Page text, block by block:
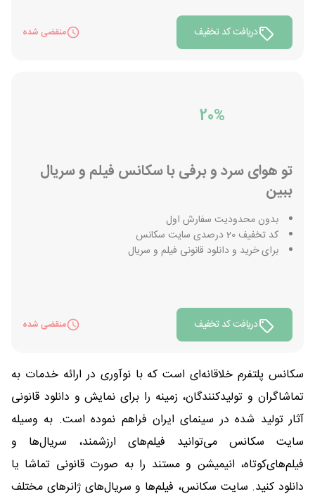
دریافت کد تخفیف منقضی شده
20%
تو هوای سرد و برفی با سکانس فیلم و سریال
ببین
بدون محدودیت سفارش اول
کد تخفیف 20 درصدی سایت سکانس
برای خرید و دانلود قانونی فیلم و سریال
دریافت کد تخفیف منقضی شده
سکانس پلتفرم خلاقانه‌ای است که با نوآوری در ارائه خدمات به
تماشاگران و تولیدکنندگان، زمینه را برای نمایش و دانلود قانونی
آثار تولید شده در سینمای ایران فراهم نموده است. به وسیله
سایت سکانس می‌توانید فیلم‌های ارزشمند، سریال‌ها و
فیلم‌های‌کوتاه، انیمیشن و مستند را به صورت قانونی تماشا یا
دانلود کنید. سایت سکانس، فیلم‌ها و سریال‌های ژانرهای مختلف